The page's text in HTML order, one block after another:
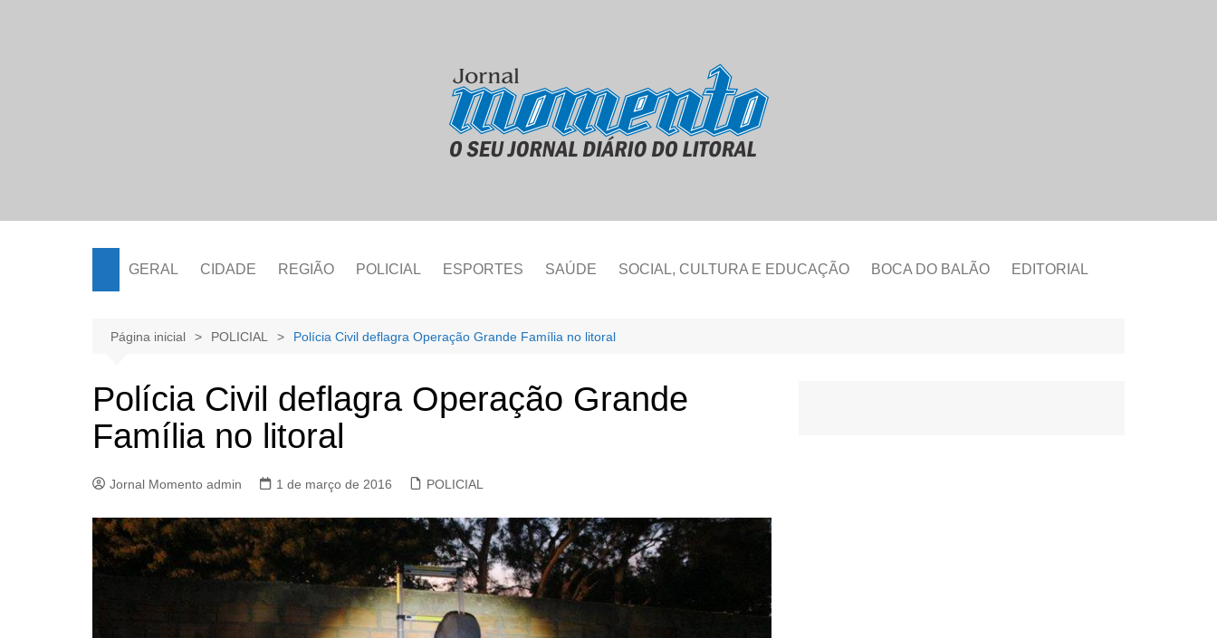
GERAL CIDADE REGIÃO POLICIAL ESPORTES SAÚDE SOCIAL, CULTURA E EDUCAÇÃO BOCA DO BALÃO EDITORIAL
Página inicial POLICIAL Polícia Civil deflagra Operação Grande Família no litoral
Polícia Civil deflagra Operação Grande
Família no litoral
Jornal Momento admin 1 de março de 2016 POLICIAL